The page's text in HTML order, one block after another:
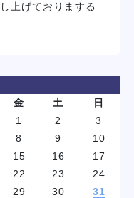
上げておりまする
金 土 日
1 2
3
8 9
10
15 16
17
22 23
24
29 30 31